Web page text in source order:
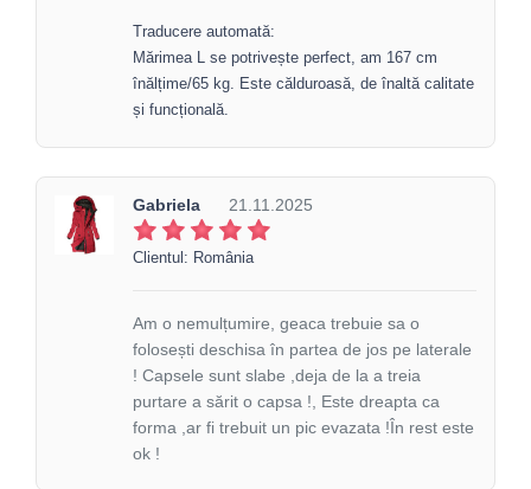
Traducere automată:
Mărimea L se potrivește perfect, am 167 cm
înălțime/65 kg. Este călduroasă, de înaltă calitate
și funcțională.
Gabriela 21.11.2025
Clientul: România
Am o nemulțumire, geaca trebuie sa o
folosești deschisa în partea de jos pe laterale
! Capsele sunt slabe ,deja de la a treia
purtare a sărit o capsa !, Este dreapta ca
forma ,ar fi trebuit un pic evazata !În rest este
ok !